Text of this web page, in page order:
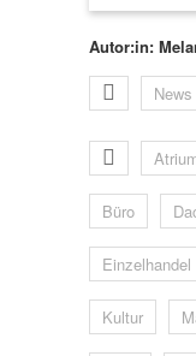
Autor:in:
News
Büro
Einzelhandel
Kultur